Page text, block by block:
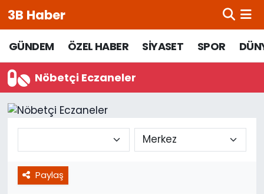
3B Haber
GÜNDEM ÖZEL HABER SİYASET SPOR
Nöbetçi Eczaneler
Paylaş
Beypazarı Hava Durumu
Beypazarı Trafik Yoğunluk Haritası
Süper Lig Puan Durumu ve Fikstür
Son Dakika Haberleri